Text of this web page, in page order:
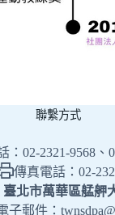
聯繫方式
：02-2321-9568、
傳真電話：02-
臺北市萬華區艋舺
子郵件：